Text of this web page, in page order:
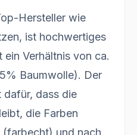
Hersteller wie
ist hochwertiges
ein Verhältnis von ca.
Baumwolle). Der
dafür, dass die
die Farben